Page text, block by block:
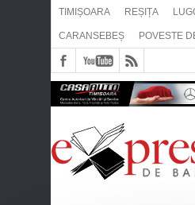
TIMIȘOARA REȘIȚA
CARANSEBEȘ POVESTE